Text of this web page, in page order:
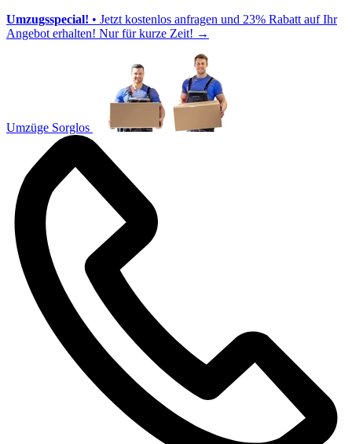
Umzugsspecial! • Jetzt kostenlos anfragen und 23% Rabatt auf Ihr
Angebot erhalten! Nur für kurze Zeit! →
Umzüge Sorglos